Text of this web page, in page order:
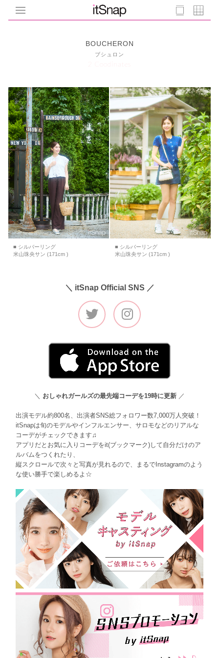
BOUCHERON
ブシュロン
2 Coodinates
■ シルバーリング
米山珠央サン (171cm )
■ シルバーリング
米山珠央サン (171cm )
＼ itSnap Official SNS ／
＼ おしゃれガールズの最先端コーデを19時に更新 ／
出演モデル約800名、出演者SNS総フォロワー数7,000万人突破！
itSnapは旬のモデルやインフルエンサー、サロモなどのリアルな
コーデがチェックできます♫
アプリだとお気に入りコーデをit(ブックマーク)して自分だけのア
ルバムをつくれたり、
縦スクロールで次々と写真が見れるので、まるでInstagramのよう
な使い勝手で楽しめるよ☆